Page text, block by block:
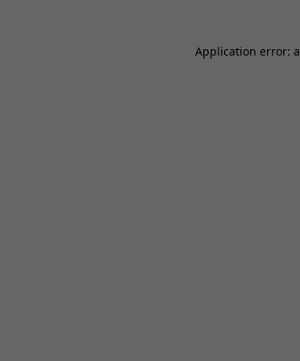
Application error: a